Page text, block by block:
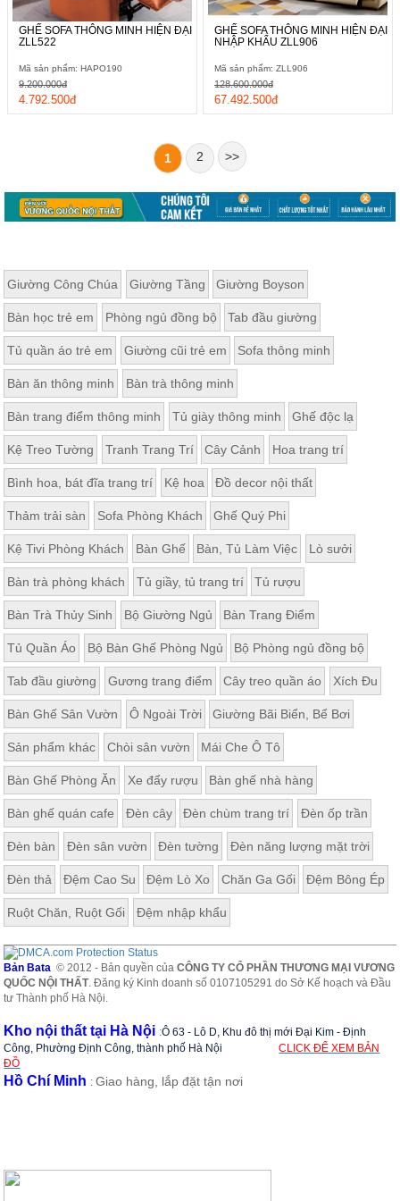
Với mẫu ghế sofa giường
bằng đệm vải này, bạn không chỉ có
được sự thoải mái và êm ái mà còn có thể tạo điểm nhấn cho
không gian sống của mình. Hãy khám phá và lựa chọn cho
mình một mẫu đệm vải phù hợp để tạo nên không gian sống lý
GHẾ SOFA THÔNG MINH HIỆN ĐẠI
ZLL522
Mã sản phẩm: HAPO190
4.792.500đ
9.200.000đ
GHẾ SOFA THÔNG MINH HIỆN ĐẠI
NHẬP KHẨU ZLL906
Mã sản phẩm: ZLL906
67.492.500đ
128.600.000đ
1 2 >>
Giường Công Chúa Giường Tầng Giường Boyson
Bàn học trẻ em Phòng ngủ đồng bộ Tab đầu giường
Tủ quần áo trẻ em Giường cũi trẻ em Sofa thông minh
Bàn ăn thông minh Bàn trà thông minh
Bàn trang điểm thông minh Tủ giày thông minh Ghế độc lạ
Kệ Treo Tường Tranh Trang Trí Cây Cảnh Hoa trang trí
Bình hoa, bát đĩa trang trí Kệ hoa Đồ decor nội thất
Thảm trải sàn Sofa Phòng Khách Ghế Quý Phi
Kệ Tivi Phòng Khách Bàn Ghế Bàn, Tủ Làm Việc Lò sưởi
Bàn trà phòng khách Tủ giầy, tủ trang trí Tủ rượu
Bàn Trà Thủy Sinh Bộ Giường Ngủ Bàn Trang Điểm
Tủ Quần Áo Bộ Bàn Ghế Phòng Ngủ Bộ Phòng ngủ đồng bộ
Tab đầu giường Gương trang điểm Cây treo quần áo Xích Đu
Bàn Ghế Sân Vườn Ô Ngoài Trời Giường Bãi Biển, Bể Bơi
Sản phẩm khác Chòi sân vườn Mái Che Ô Tô
Bàn Ghế Phòng Ăn Xe đẩy rượu Bàn ghế nhà hàng
Bàn ghế quán cafe Đèn cây Đèn chùm trang trí Đèn ốp trần
Đèn bàn Đèn sân vườn Đèn tường Đèn năng lượng mặt trời
Đèn thả Đệm Cao Su Đệm Lò Xo Chăn Ga Gối Đệm Bông Ép
Ruột Chăn, Ruột Gối Đệm nhập khẩu
Bản Bata © 2012 - Bản quyền củaCÔNG TY CỔ PHẦN THƯƠNG MẠI VƯƠNG
QUỐC NỘI THẤT. Đăng ký Kinh doanh số 0107105291 do Sở Kế hoạch và Đầu
tư Thành phố Hà Nội.
Kho nội thất tại Hà Nội :Ô 63 - Lô D, Khu đô thị mới Đại Kim - Định
Công, Phường Định Công, thành phố Hà Nội
CLICK ĐỂ XEM BẢN
ĐỒ
Hồ Chí Minh :Giao hàng, lắp đặt tận nơi